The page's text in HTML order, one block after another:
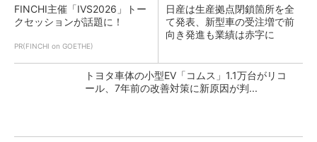
FINCHI主催「IVS2026」トー
クセッションが話題に！
PR(FINCHI on GOETHE)
日産は生産拠点閉鎖箇所を全
て発表、新型車の受注増で前
向き発進も業績は赤字に
トヨタ車体の小型EV「コムス」1.1万台がリコ
ール、7年前の改善対策に新原因が判...